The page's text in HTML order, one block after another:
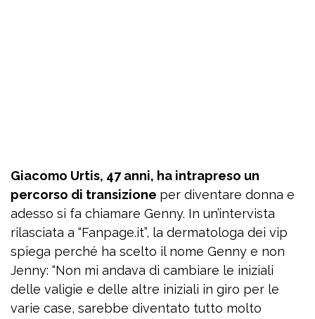
Giacomo Urtis, 47 anni, ha intrapreso un
percorso di transizione per diventare donna e
adesso si fa chiamare Genny. In un’intervista
rilasciata a “Fanpage.it”, la dermatologa dei vip
spiega perché ha scelto il nome Genny e non
Jenny: “Non mi andava di cambiare le iniziali
delle valigie e delle altre iniziali in giro per le
varie case, sarebbe diventato tutto molto